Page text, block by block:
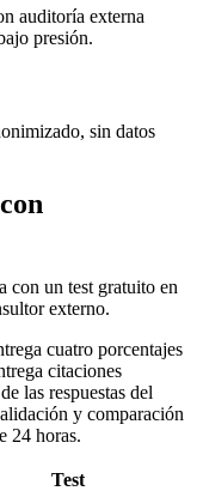
auditoría externa
presión.
sin datos
con un test gratuito en
externo.
cuatro porcentajes
citaciones
las respuestas del
y comparación
24 horas.
Test